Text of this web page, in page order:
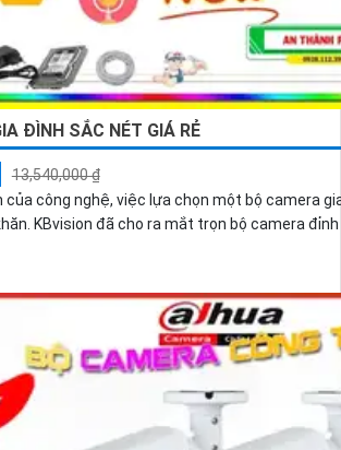
ĐÌNH SẮC NÉT GIÁ RẺ
13,540,000 ₫
công nghệ, việc lựa chọn một bộ camera
sát sắc nét